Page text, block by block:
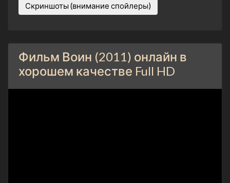
Скриншоты (внимание спойлеры)
Фильм Воин (2011) онлайн в
хорошем качестве Full HD